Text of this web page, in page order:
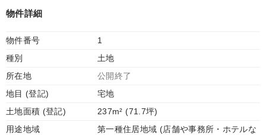
物件詳細
物件番号
1
種別
土地
所在地
公開終了
地目 (登記)
宅地
土地面積 (登記)
237m² (71.7坪)
用途地域
第一種住居地域 (店舗や事務所・ホテルな